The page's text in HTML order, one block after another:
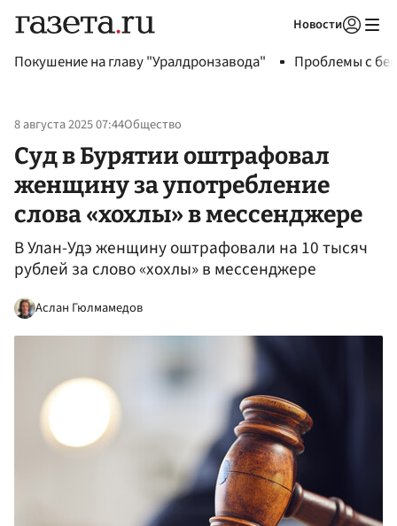
Новости
Покушение на главу "Уралдронзавода" Проблемы с
8 августа 2025 07:44Общество
Суд в Бурятии оштрафовал
женщину за употребление
слова «хохлы» в мессенджере
В Улан-Удэ женщину оштрафовали на 10 тысяч
рублей за слово «хохлы» в мессенджере
Аслан Гюлмамедов